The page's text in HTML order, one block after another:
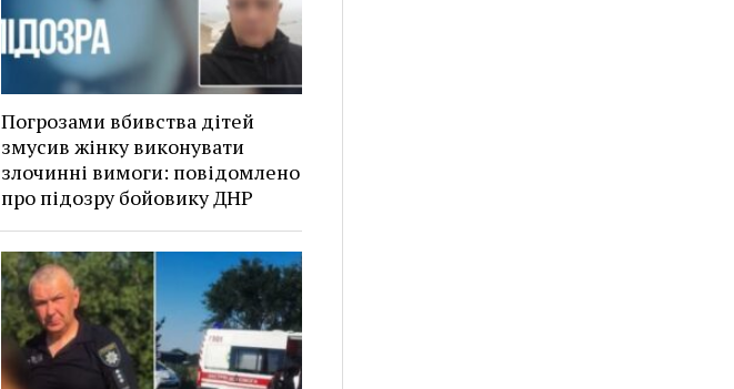
Погрозами вбивства дітей
змусив жінку виконувати
злочинні вимоги: повідомлено
про підозру бойовику ДНР